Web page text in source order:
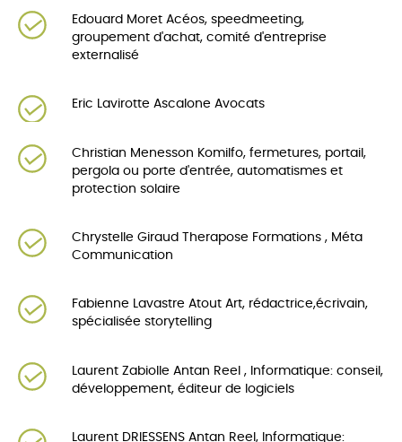
Edouard Moret Acéos, speedmeeting,
groupement d'achat, comité d'entreprise
externalisé
Eric Lavirotte Ascalone Avocats
Christian Menesson Komilfo, fermetures, portail,
pergola ou porte d'entrée, automatismes et
protection solaire
Chrystelle Giraud Therapose Formations , Méta
Communication
Fabienne Lavastre Atout Art, rédactrice,écrivain,
spécialisée storytelling
Laurent Zabiolle Antan Reel , Informatique: conseil,
développement, éditeur de logiciels
Laurent DRIESSENS Antan Reel, Informatique: